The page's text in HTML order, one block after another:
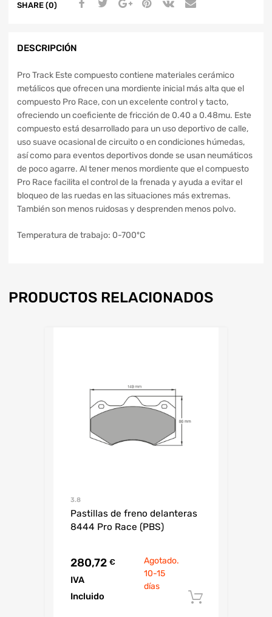
SHARE (0)
DESCRIPCIÓN
Pro Track Este compuesto contiene materiales cerámico
metálicos que ofrecen una mordiente inicial más alta que el
compuesto Pro Race, con un excelente control y tacto,
ofreciendo un coeficiente de fricción de 0.40 a 0.48mu. Este
compuesto está desarrollado para un uso deportivo de calle,
uso suave ocasional de circuito o en condiciones húmedas,
así como para eventos deportivos donde se usan neumáticos
de poco agarre. Al tener menos mordiente que el compuesto
Pro Race facilita el control de la frenada y ayuda a evitar el
bloqueo de las ruedas en las situaciones más extremas.
También son menos ruidosas y desprenden menos polvo.
Temperatura de trabajo: 0-700ºC
PRODUCTOS RELACIONADOS
3.8
Pastillas de freno delanteras
8444 Pro Race (PBS)
280,72 €
IVA
Incluido
Agotado.
10-15
días